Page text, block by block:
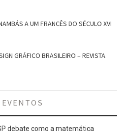
A UM FRANCÊS DO SÉCULO XVI
GRÁFICO BRASILEIRO – REVISTA
EVENTOS
debate como a matemática